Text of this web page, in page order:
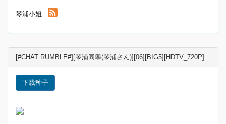
琴浦小姐
[#CHAT RUMBLE#][琴浦同學(琴浦さん)][06][BIG5][HDTV_720P]
下载种子